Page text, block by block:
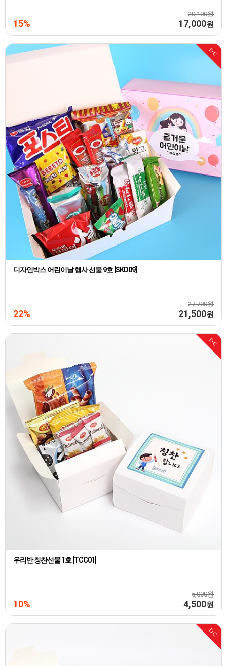
20,100원
15% 17,000원
DC
디자인박스 어린이날 행사 선물 9호 [SKD09]
27,700원
22% 21,500원
DC
우리반 칭찬선물 1호 [TCC01]
5,000원
10% 4,500원
DC